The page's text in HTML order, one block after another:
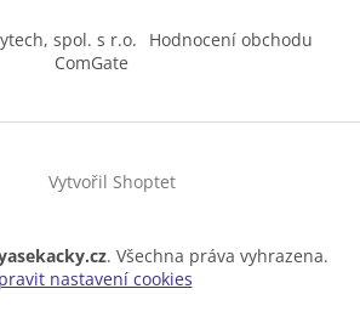
spol. s r.o.
Hodnocení obchodu
ComGate
Vytvořil Shoptet
. Všechna práva vyhrazena.
nastavení cookies